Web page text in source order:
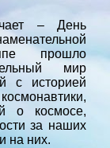
– День
прошло
мир
с историей
о космосе,
за наших
на них.